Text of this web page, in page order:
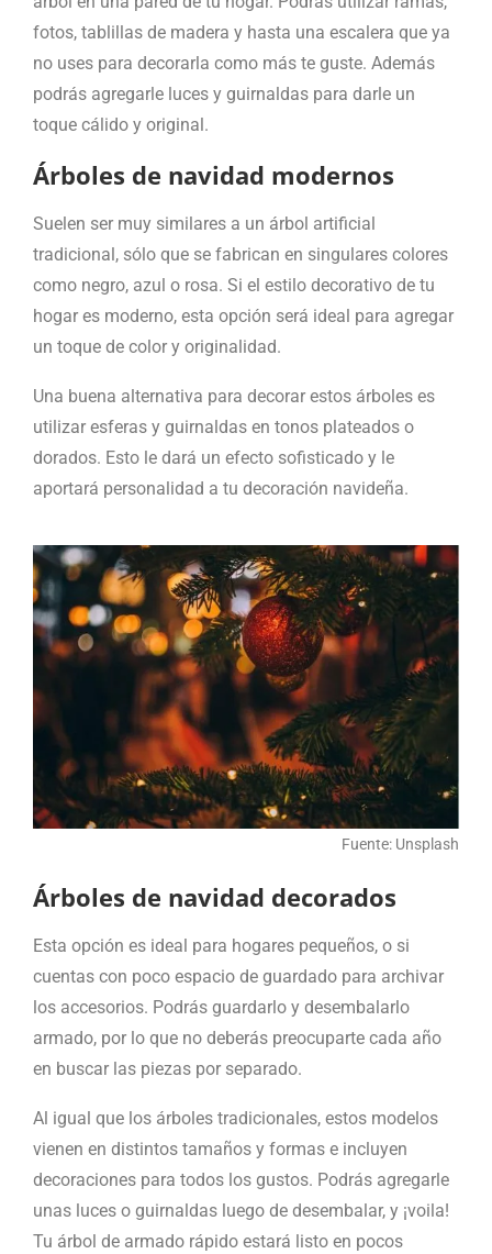
fotos, tablillas de madera y hasta una escalera que ya
no uses para decorarla como más te guste. Además
podrás agregarle luces y guirnaldas para darle un
toque cálido y original.
Árboles de navidad modernos
Suelen ser muy similares a un árbol artificial
tradicional, sólo que se fabrican en singulares colores
como negro, azul o rosa. Si el estilo decorativo de tu
hogar es moderno, esta opción será ideal para agregar
un toque de color y originalidad.
Una buena alternativa para decorar estos árboles es
utilizar esferas y guirnaldas en tonos plateados o
dorados. Esto le dará un efecto sofisticado y le
aportará personalidad a tu decoración navideña.
Fuente: Unsplash
Árboles de navidad decorados
Esta opción es ideal para hogares pequeños, o si
cuentas con poco espacio de guardado para archivar
los accesorios. Podrás guardarlo y desembalarlo
armado, por lo que no deberás preocuparte cada año
en buscar las piezas por separado.
Al igual que los árboles tradicionales, estos modelos
vienen en distintos tamaños y formas e incluyen
decoraciones para todos los gustos. Podrás agregarle
unas luces o guirnaldas luego de desembalar, y ¡voila!
Tu árbol de armado rápido estará listo en pocos